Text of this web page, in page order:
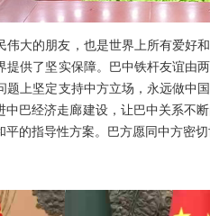
伟大的朋友，也是世界上所有爱好
供了坚实保障。巴中铁杆友谊由
上坚定支持中方立场，永远做中
中巴经济走廊建设，让巴中关系不
的指导性方案。巴方愿同中方密